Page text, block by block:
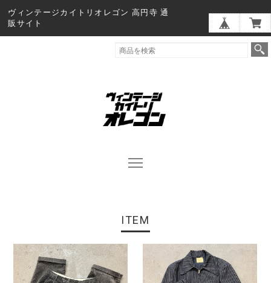
ヴィンテージカイトリオレゴン 高円寺 通
販サイト
ITEM